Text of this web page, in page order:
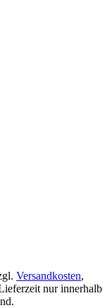
Versandkosten,
nur innerhalb